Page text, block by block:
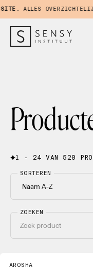
ALLES OVERZICHTELIJK,
1 - 24 VAN 520
ZOEKEN
SORTEREN
AROSHA